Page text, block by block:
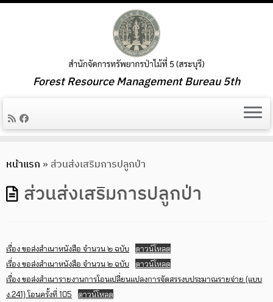
to
Forest Resource Management Bureau 5th
หน้าแรก » ส่วนส่งเสริมการปลูกป่า
ส่วนส่งเสริมการปลูกป่า
เรื่อง ขอส่งสำเนาหนังสือ จำนวน ๒ ฉบับ
ดาวน์โหลด
เรื่อง ขอส่งสำเนาหนังสือ จำนวน ๒ ฉบับ
ดาวน์โหลด
เรื่อง ขอส่งสำเนารายงานการโอนเปลี่ยนแปลงการจัดสรรงบประมาณรายจ่าย (แบบ
ง.241) โอนครั้งที่ 105
ดาวน์โหลด